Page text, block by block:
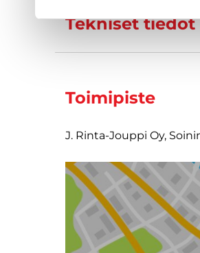
Tekniset tiedot
Toimipiste
J. Rinta-Jouppi Oy,